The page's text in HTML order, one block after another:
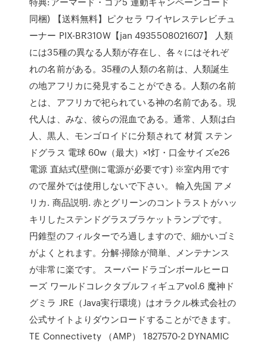
同梱) 【送料無料】ピクセラ ワイヤレステレビチュ
ーナー PIX-BR310W【jan 4935508021607】 人類
には35種の異なる人類が存在し、各々にはそれぞ
れの名前がある。35種の人類の名前は、人類誕生
の地アフリカに発見することができる。人類の名前
とは、アフリカで祀られている神の名前である。現
代人は、みな、彼らの混血である。通常、人類は白
人、黒人、モンゴロイドに分類されて 材質 ステン
ドグラス 電球 60w（最大）×1灯・口金サイズe26
電源 直結式(壁側に電源が必要です) ※室内用です
ので屋外では使用しないで下さい。 輸入先国 アメ
リカ. 商品説明. 赤とグリーンのコントラストがハッ
キリしたステンドグラスブラケットランプです。
円錐型のフィルターでろ過しますので、細かいゴミ
がよくとれます。分解·掃除が簡単、メンテナンス
が非常に楽です。 スーパードラゴンボールヒーロ
ーズ ワールドコレクタブルフィギュアvol.6 魔神ド
グミラ JRE（Java実行環境）はオラクル株式会社の
公式サイトよりダウンロードすることができます。
TE Connectivety （AMP） 1827570-2 DYNAMIC